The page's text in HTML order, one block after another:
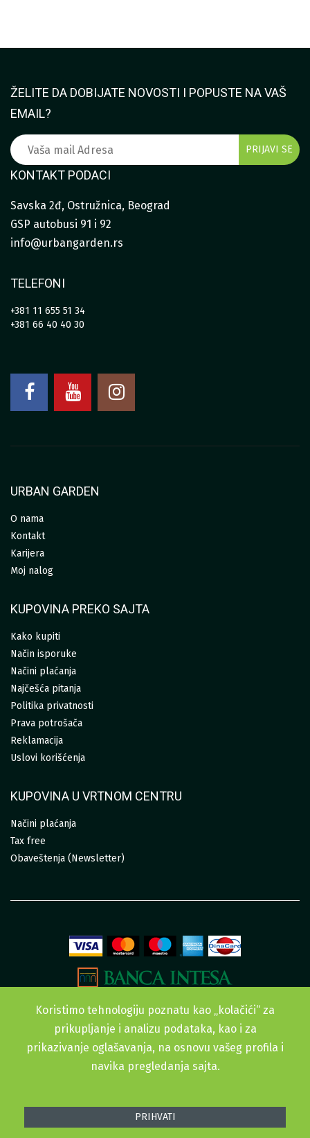
ŽELITE DA DOBIJATE NOVOSTI I POPUSTE NA VAŠ
EMAIL?
KONTAKT PODACI
Savska 2đ, Ostružnica, Beograd
GSP autobusi 91 i 92
info@urbangarden.rs
TELEFONI
+381 11 655 51 34
+381 66 40 40 30
URBAN GARDEN
O nama
Kontakt
Karijera
Moj nalog
KUPOVINA PREKO SAJTA
Kako kupiti
Način isporuke
Načini plaćanja
Najčešća pitanja
Politika privatnosti
Prava potrošača
Reklamacija
Uslovi korišćenja
KUPOVINA U VRTNOM CENTRU
Načini plaćanja
Tax free
Obaveštenja (Newsletter)
Sva prava zadržana. © 2015-2022 Urban Garden doo
Koristimo tehnologiju poznatu kao „kolačići“ za
prikupljanje i analizu podataka, kao i za
prikazivanje oglašavanja, na osnovu vašeg profila i
navika pregledanja sajta.
PRIHVATI